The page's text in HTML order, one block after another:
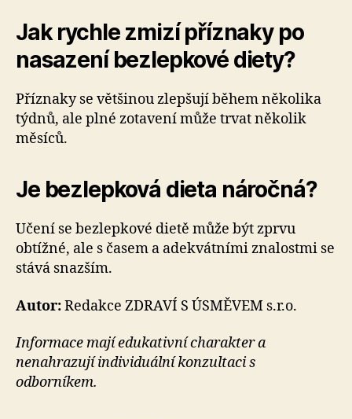
Jak rychle zmizí příznaky po
nasazení bezlepkové diety?
Příznaky se většinou zlepšují během několika
týdnů, ale plné zotavení může trvat několik
měsíců.
Je bezlepková dieta náročná?
Učení se bezlepkové dietě může být zprvu
obtížné, ale s časem a adekvátními znalostmi se
stává snazším.
Autor:Redakce ZDRAVÍ S ÚSMĚVEM s.r.o.
Informace mají edukativní charakter a
nenahrazují individuální konzultaci s
odborníkem.